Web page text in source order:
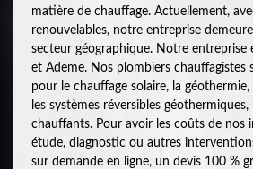
matière de chauffage. Actuellement,
renouvelables, notre entreprise
secteur géographique. Notre entreprise
et Ademe. Nos plombiers chauffagistes
pour le chauffage solaire, la
les systèmes réversibles géothermiques,
chauffants. Pour avoir les coûts de nos
étude, diagnostic ou autres
sur demande en ligne, un devis 100 %